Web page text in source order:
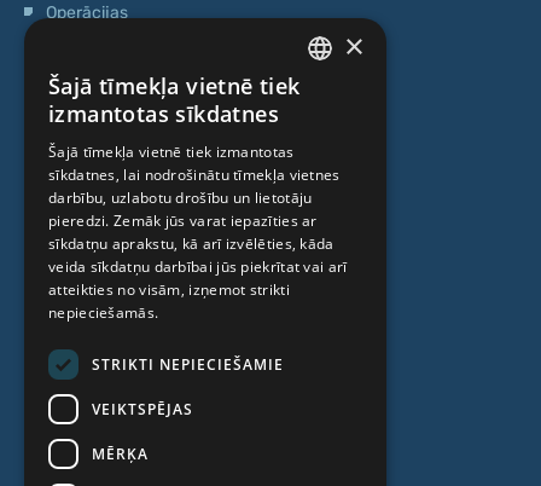
Operācijas
Anti-age speciālista konsultācija
Ambulatorais centrs
Cilmes šūnu centrs
PAR MUMS
Kas mēs esam
Cenas
Kontakti
Raksti
LATVIAN
RUSSIAN
LITHUANIAN
NORWEGIAN
×
Šajā tīmekļa vietnē tiek
izmantotas sīkdatnes
Šajā tīmekļa vietnē tiek izmantotas
sīkdatnes, lai nodrošinātu tīmekļa vietnes
darbību, uzlabotu drošību un lietotāju
pieredzi. Zemāk jūs varat iepazīties ar
sīkdatņu aprakstu, kā arī izvēlēties, kāda
veida sīkdatņu darbībai jūs piekrītat vai arī
atteikties no visām, izņemot strikti
nepieciešamās.
STRIKTI NEPIECIEŠAMIE
VEIKTSPĒJAS
MĒRĶA